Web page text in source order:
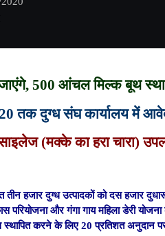
500 आंचल मिल्क बूथ
तक दुग्ध संघ कार्यालय में
(मक्के का हरा चारा)
तीन हजार दुग्ध उत्पादकों को दस हजार
परियोजना और गंगा गाय महिला डेरी
करने के लिए 20 प्रतिशत अनुदान